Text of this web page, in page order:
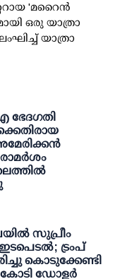
'മറൈന്‍
ഒരു യാത്രാ
യാത്രാ
സുപ്രീം
ട്രംപ്
കൊടുക്കേണ്ടി
കോടി ഡോളര്‍